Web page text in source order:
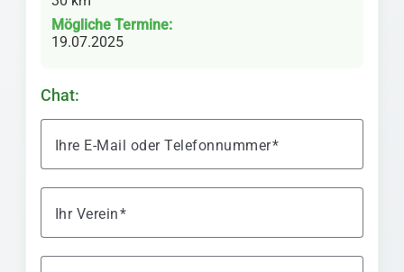
Mögliche Termine:
19.07.2025
Chat:
Ihre E-Mail oder Telefonnummer
Ihr Verein